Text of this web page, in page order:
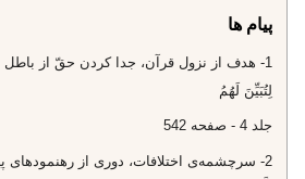
پیام ها
1- هدف از نزول قرآن، جدا كردن حقّ از باطل
لِتُبَيِّنَ لَهُمُ‌
جلد 4 - صفحه 542
2- سرچشمه‌ى اختلافات، دورى از رهنمودهاى